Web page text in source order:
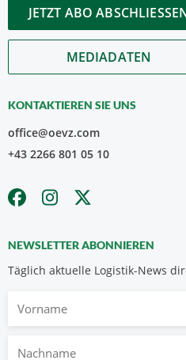
JETZT ABO
MEDIADATEN
KONTAKTIEREN SIE UNS
office@oevz.com
+43 2266 801 05 10
NEWSLETTER ABONNIEREN
Täglich aktuelle Logistik-News
Nachname